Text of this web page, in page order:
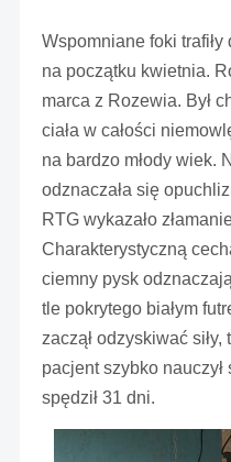
Wspomniane foki
na początku kwietnia.
marca z Rozewia. Był
ciała w całości
na bardzo młody wiek.
odznaczała się
RTG wykazało
Charakterystyczną
ciemny pysk
tle pokrytego białym
zaczął odzyskiwać siły,
pacjent szybko
spędził 31 dni.